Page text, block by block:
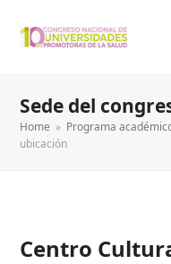
Sede del
Home » Programa
ubicación
Centro